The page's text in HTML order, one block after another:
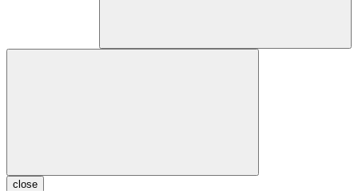
close